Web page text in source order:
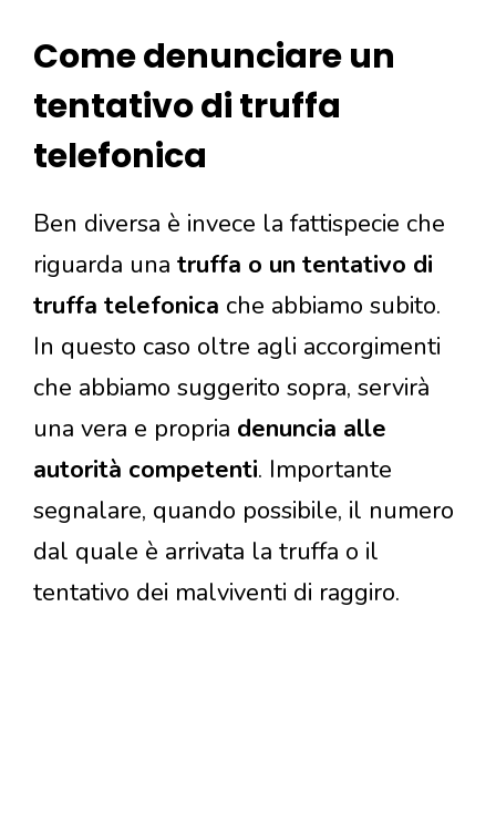
Come denunciare un
tentativo di truffa
telefonica
Ben diversa è invece la fattispecie che
riguarda una truffa o un tentativo di
truffa telefonica che abbiamo subito.
In questo caso oltre agli accorgimenti
che abbiamo suggerito sopra, servirà
una vera e propria denuncia alle
autorità competenti. Importante
segnalare, quando possibile, il numero
dal quale è arrivata la truffa o il
tentativo dei malviventi di raggiro.